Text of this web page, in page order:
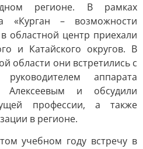
регионе. В рамках
«Курган – возможности
областной центр приехали
и Катайского округов. В
области они встретились с
аппарата
Алексеевым и обсудили
профессии, а также
в регионе.
учебном году встречу в